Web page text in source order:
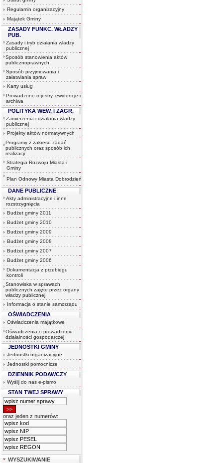
Regulamin organizacyjny
Majątek Gminy
ZASADY FUNKC. WŁADZY
PUB.
Zasady i tryb działania władzy
publicznej
Sposób stanowienia aktów
publicznoprawnych
Sposób przyjmowania i
załatwiania spraw
Karty usług
Prowadzone rejestry, ewidencje i
archiwa
POLITYKA WEW. I ZAGR.
Zamierzenia i działania władzy
publicznej
Projekty aktów normatywnych
Programy z zakresu zadań
publicznych oraz sposób ich
realizacji
Strategia Rozwoju Miasta i
Gminy
Plan Odnowy Miasta Dobrodzień
DANE PUBLICZNE
Akty administracyjne i inne
rozstrzygnięcia
Budżet gminy 2011
Budżet gminy 2010
Budżet gminy 2009
Budżet gminy 2008
Budżet gminy 2007
Budżet gminy 2006
Dokumentacja z przebiegu
kontroli
Stanowiska w sprawach
publicznych zajęte przez organy
władzy publicznej
Informacja o stanie samorządu
OŚWIADCZENIA
Oświadczenia majątkowe
Oświadczenia o prowadzeniu
działalności gospodarczej
JEDNOSTKI GMINY
Jednostki organizacyjne
Jednostki pomocnicze
DZIENNIK PODAWCZY
Wyślij do nas e-pismo
STAN TWEJ SPRAWY
oraz jeden z numerów:
WYSZUKIWANIE